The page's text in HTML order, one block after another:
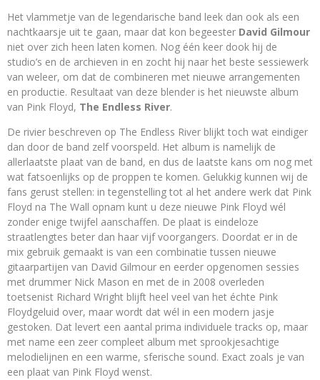
Het vlammetje van de legendarische band leek dan ook als een
nachtkaarsje uit te gaan, maar dat kon begeester David Gilmour
niet over zich heen laten komen. Nog één keer dook hij de
studio’s en de archieven in en zocht hij naar het beste sessiewerk
van weleer, om dat de combineren met nieuwe arrangementen
en productie. Resultaat van deze blender is het nieuwste album
van Pink Floyd, The Endless River.
De rivier beschreven op The Endless River blijkt toch wat eindiger
dan door de band zelf voorspeld. Het album is namelijk de
allerlaatste plaat van de band, en dus de laatste kans om nog met
wat fatsoenlijks op de proppen te komen. Gelukkig kunnen wij de
fans gerust stellen: in tegenstelling tot al het andere werk dat Pink
Floyd na The Wall opnam kunt u deze nieuwe Pink Floyd wél
zonder enige twijfel aanschaffen. De plaat is eindeloze
straatlengtes beter dan haar vijf voorgangers. Doordat er in de
mix gebruik gemaakt is van een combinatie tussen nieuwe
gitaarpartijen van David Gilmour en eerder opgenomen sessies
met drummer Nick Mason en met de in 2008 overleden
toetsenist Richard Wright blijft heel veel van het échte Pink
Floydgeluid over, maar wordt dat wél in een modern jasje
gestoken. Dat levert een aantal prima individuele tracks op, maar
met name een zeer compleet album met sprookjesachtige
melodielijnen en een warme, sferische sound. Exact zoals je van
een plaat van Pink Floyd wenst.